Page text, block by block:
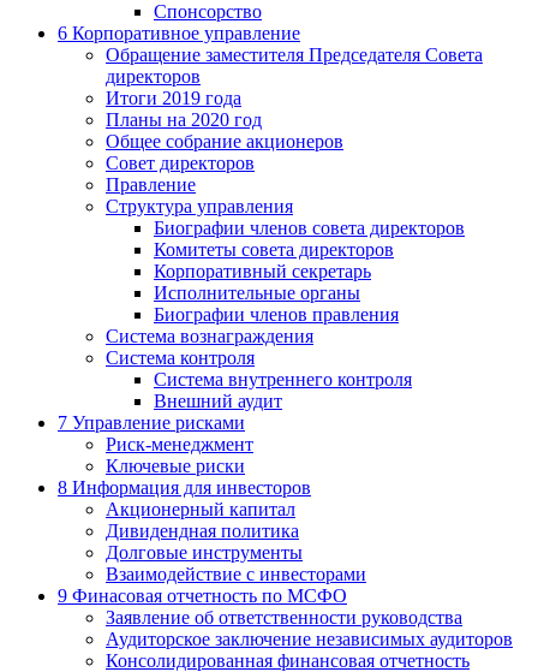
Спонсорство
6 Корпоративное управление
Обращение заместителя Председателя Совета
директоров
Итоги 2019 года
Планы на 2020 год
Общее собрание акционеров
Совет директоров
Правление
Структура управления
Биографии членов совета директоров
Комитеты совета директоров
Корпоративный секретарь
Исполнительные органы
Биографии членов правления
Система вознаграждения
Система контроля
Система внутреннего контроля
Внешний аудит
7 Управление рисками
Риск-менеджмент
Ключевые риски
8 Информация для инвесторов
Акционерный капитал
Дивидендная политика
Долговые инструменты
Взаимодействие с инвеcторами
9 Финасовая отчетность по МСФО
Заявление об ответственности руководства
Аудиторское заключение независимых аудиторов
Консолидированная финансовая отчетность